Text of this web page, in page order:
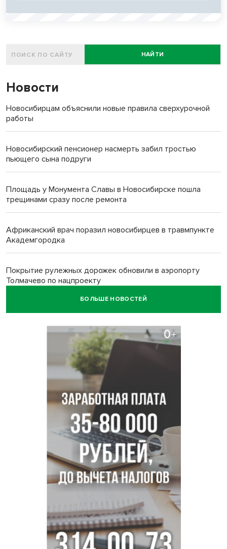
НАЙТИ
Новости
Новосибирцам объяснили новые правила сверхурочной
работы
Новосибирский пенсионер насмерть забил тростью
пьющего сына подруги
Площадь у Монумента Славы в Новосибирске пошла
трещинами сразу после ремонта
Африканский врач поразил новосибирцев в травмпункте
Академгородка
Покрытие рулежных дорожек обновили в аэропорту
Толмачево по нацпроекту
БОЛЬШЕ НОВОСТЕЙ